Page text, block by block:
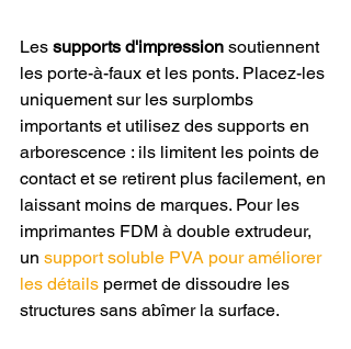
Les supports d'impression soutiennent
les porte-à-faux et les ponts. Placez-les
uniquement sur les surplombs
importants et utilisez des supports en
arborescence : ils limitent les points de
contact et se retirent plus facilement, en
laissant moins de marques. Pour les
imprimantes FDM à double extrudeur,
un support soluble PVA pour améliorer
les détails permet de dissoudre les
structures sans abîmer la surface.